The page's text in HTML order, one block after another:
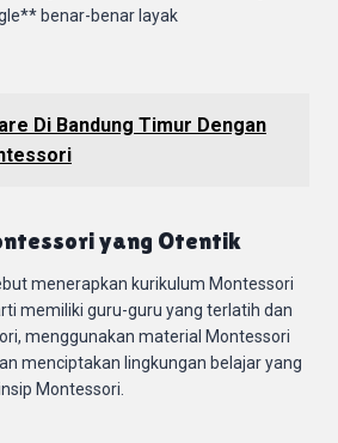
benar-benar layak
Di Bandung Timur Dengan
yang Otentik
menerapkan kurikulum Montessori
memiliki guru-guru yang terlatih dan
menggunakan material Montessori
menciptakan lingkungan belajar yang
Montessori.